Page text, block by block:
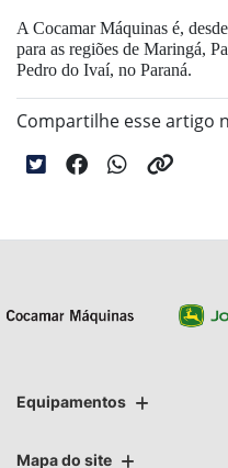
A Cocamar Máquinas é,
para as regiões de Maringá,
Pedro do Ivaí, no Paraná.
Compartilhe esse artigo
Equipamentos
Mapa do site